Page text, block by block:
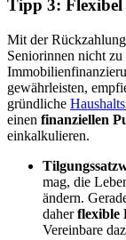
Tipp 3: Flexibel
Mit der
Seniorinnen nicht
gewährleisten,
gründliche
einen finanziellen
einkalkulieren.
mag, die
ändern.
daher flexible
Vereinbare